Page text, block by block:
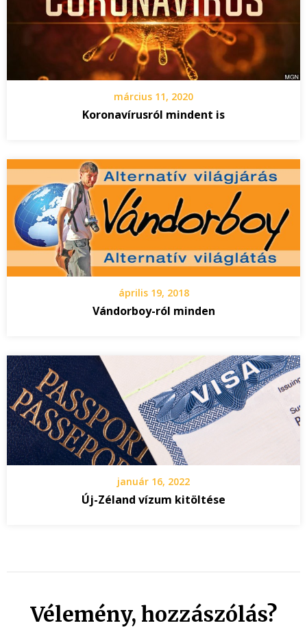
március 11, 2020
Koronavírusról mindent is
április 19, 2018
Vándorboy-ról minden
január 16, 2022
Új-Zéland vízum kitöltése
Vélemény, hozzászólás?